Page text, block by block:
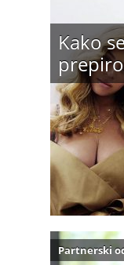
Kako
Partnerski